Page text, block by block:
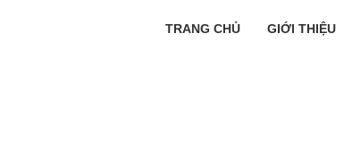
TRANG CHỦ GIỚI THIỆU